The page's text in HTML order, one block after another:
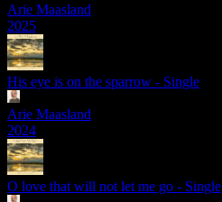
Arie Maasland
2025
His eye is on the sparrow - Single
Arie Maasland
2024
O love that will not let me go - Single